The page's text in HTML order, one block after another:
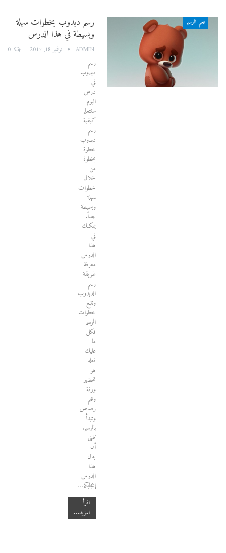
تعلم الرسم رسم دبدوب بخطوات سهلة
وبسيطة في هذا الدرس
ADMIN نوفمبر 18, 2017
رسم
دبدوب
في
درس
اليوم
سنتعلم
كيفية
رسم
دبدوب
خطوة
بخطوة
من
خلال
خطوات
سهلة
وبسيطة
جداً.
يمكنك
في
هذا
الدرس
معرفة
طريقة
رسم
الدبدوب
وتتبع
خطوات
الرسم
فكل
ما
عليك
فعله
هو
تحضير
ورقة
وقلم
رصاص
وتبدأ
بالرسم.
نتمنى
أن
ينال
هذا
الدرس
إعجابكم…
اقرأ
المزيد...